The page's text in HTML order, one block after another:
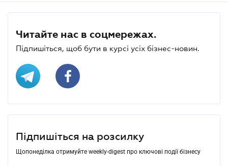
Читайте нас в соцмережах.
Підпишіться, щоб бути в курсі усіх бізнес-новин.
Підпишіться на розсилку
Щопонеділка отримуйте weekly-digest про ключові події бізнесу